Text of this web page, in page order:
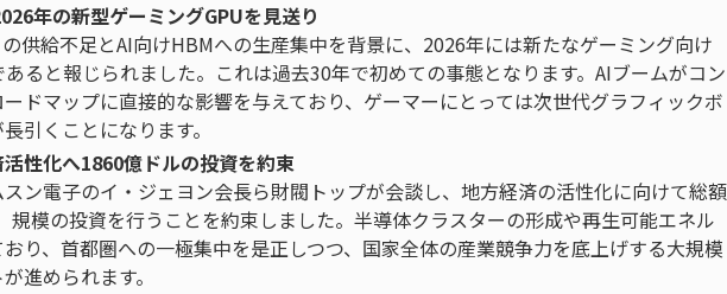
年の新型ゲーミングGPUを見送り
供給不足とAI向けHBMへの生産集中を背景に、2026年には新たなゲーミング向け
ると報じられました。これは過去30年で初めての事態となります。AIブームがコン
ドマップに直接的な影響を与えており、ゲーマーにとっては次世代グラフィックボ
引くことになります。
性化へ1860億ドルの投資を約束
ン電子のイ・ジェヨン会長ら財閥トップが会談し、地方経済の活性化に向けて総額
規模の投資を行うことを約束しました。半導体クラスターの形成や再生可能エネル
り、首都圏への一極集中を是正しつつ、国家全体の産業競争力を底上げする大規模
進められます。